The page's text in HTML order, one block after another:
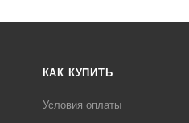
КАК КУПИТЬ
Условия оплаты